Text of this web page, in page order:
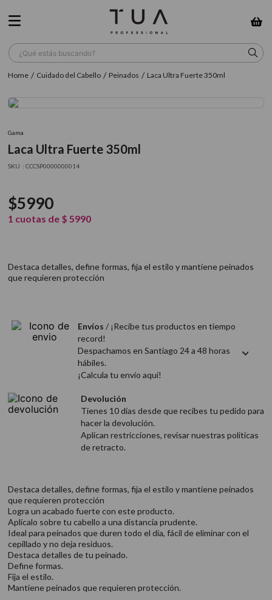
¿Qué estás buscando?
Cuidado del Cabello Peinados Laca Ultra Fuerte 350ml
Gama
Laca Ultra Fuerte 350ml
: CCCSP0000000014
$5990
1 cuotas de $ 5990
Destaca detalles, define formas, fija el estilo y mantiene peinados
que requieren protección
Envíos / ¡Recibe tus productos en tiempo
record!
Despachamos en Santiago 24 a 48 horas
hábiles.
¡Calcula tu envío aquí!
Devolución
Tienes 10 días desde que recibes tu pedido para
hacer la devolución.
Aplican restricciones, revisar nuestras politicas
de retracto.
Destaca detalles, define formas, fija el estilo y mantiene peinados
que requieren protección
Logra un acabado fuerte con este producto.
Aplícalo sobre tu cabello a una distancia prudente.
Ideal para peinados que duren todo el día, fácil de eliminar con el
cepillado y no deja residuos.
Destaca detalles de tu peinado.
Define formas.
Fija el estilo.
Mantiene peinados que requieren protección.
TÉRMINOS MÁS BUSCADOS
3. farmavita
6. gama
9. acondicionador